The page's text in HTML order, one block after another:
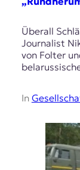
Überall
Journalist
von Folter
In